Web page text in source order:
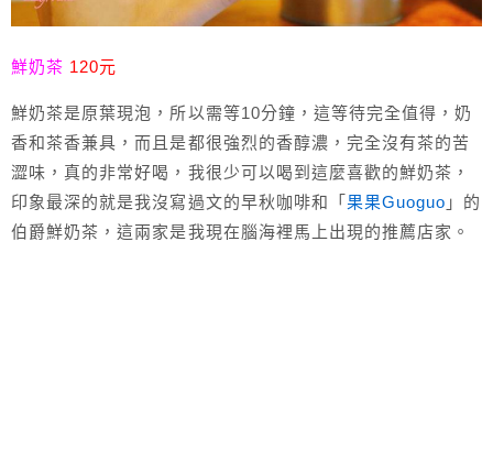
鮮奶茶 120元
鮮奶茶是原葉現泡，所以需等10分鐘，這等待完全值得，奶
香和茶香兼具，而且是都很強烈的香醇濃，完全沒有茶的苦
澀味，真的非常好喝，我很少可以喝到這麼喜歡的鮮奶茶，
印象最深的就是我沒寫過文的早秋咖啡和「 果果Guoguo 」的
伯爵鮮奶茶，這兩家是我現在腦海裡馬上出現的推薦店家。